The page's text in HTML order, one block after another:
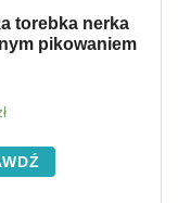
torebka nerka
pikowaniem